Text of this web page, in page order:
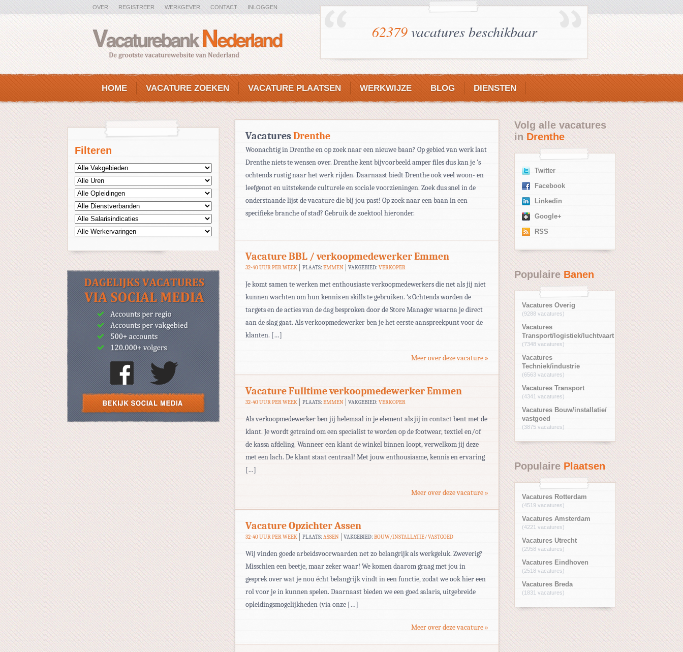
OVER REGISTREER WERKGEVER CONTACT INLOGGEN
62379vacatures beschikbaar
HOME VACATURE ZOEKEN VACATURE PLAATSEN WERKWIJZE BLOG DIENSTEN
Filteren
VacaturesDrenthe
Woonachtig in Drenthe en op zoek naar een nieuwe baan? Op gebied van werk laat
Drenthe niets te wensen over. Drenthe kent bijvoorbeeld amper files dus kan je 's
ochtends rustig naar het werk rijden. Daarnaast biedt Drenthe ook veel woon- en
leefgenot en uitstekende culturele en sociale voorzieningen. Zoek dus snel in de
onderstaande lijst de vacature die bij jou past! Op zoek naar een baan in een
specifieke branche of stad? Gebruik de zoektool hieronder.
Vacature BBL / verkoopmedewerker Emmen
32-40 UUR PER WEEK PLAATS: EMMEN VAKGEBIED:VERKOPER
Je komt samen te werken met enthousiaste verkoopmedewerkers die net als jij niet
kunnen wachten om hun kennis en skills te gebruiken. ‘s Ochtends worden de
targets en de acties van de dag besproken door de Store Manager waarna je direct
aan de slag gaat. Als verkoopmedewerker ben je het eerste aanspreekpunt voor de
klanten. […]
Meer over deze vacature »
Vacature Fulltime verkoopmedewerker Emmen
32-40 UUR PER WEEK PLAATS: EMMEN VAKGEBIED:VERKOPER
Als verkoopmedewerker ben jij helemaal in je element als jij in contact bent met de
klant. Je wordt getraind om een specialist te worden op de footwear, textiel en/of
de kassa afdeling. Wanneer een klant de winkel binnen loopt, verwelkom jij deze
met een lach. De klant staat centraal! Met jouw enthousiasme, kennis en ervaring
[…]
Meer over deze vacature »
Vacature Opzichter Assen
32-40 UUR PER WEEK PLAATS: ASSEN VAKGEBIED:BOUW/INSTALLATIE/ VASTGOED
Wij vinden goede arbeidsvoorwaarden net zo belangrijk als werkgeluk. Zweverig?
Misschien een beetje, maar zeker waar! We komen daarom graag met jou in
gesprek over wat je nou écht belangrijk vindt in een functie, zodat we ook hier een
rol voor je in kunnen spelen. Daarnaast bieden we een goed salaris, uitgebreide
opleidingsmogelijkheden (via onze […]
Meer over deze vacature »
Volg alle vacatures
inDrenthe
Twitter
Facebook
Linkedin
Google+
RSS
PopulaireBanen
Vacatures Overig
(9288 vacatures)
Vacatures
Transport/logistiek/luchtvaart
(7348 vacatures)
Vacatures
Techniek/industrie
(6563 vacatures)
Vacatures Transport
(4341 vacatures)
Vacatures Bouw/installatie/
vastgoed
(3875 vacatures)
Populaire Plaatsen
Vacatures Rotterdam
(4519 vacatures)
Vacatures Amsterdam
(4221 vacatures)
Vacatures Utrecht
(2958 vacatures)
Vacatures Eindhoven
(2518 vacatures)
Vacatures Breda
(1831 vacatures)